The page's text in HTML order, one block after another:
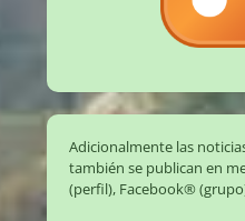
Adicionalmente las
también se publican en
(perfil), Facebook®